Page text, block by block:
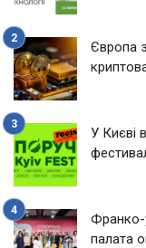
Європа
У Києві
Франко-
палата